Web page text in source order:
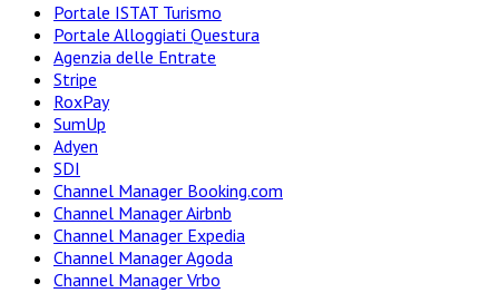
Portale ISTAT Turismo
Portale Alloggiati Questura
Agenzia delle Entrate
Stripe
RoxPay
SumUp
Adyen
SDI
Channel Manager Booking.com
Channel Manager Airbnb
Channel Manager Expedia
Channel Manager Agoda
Channel Manager Vrbo